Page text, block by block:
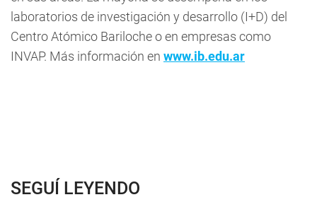
laboratorios de investigación y desarrollo (I+D) del
Centro Atómico Bariloche o en empresas como
INVAP. Más información en www.ib.edu.ar
SEGUÍ LEYENDO